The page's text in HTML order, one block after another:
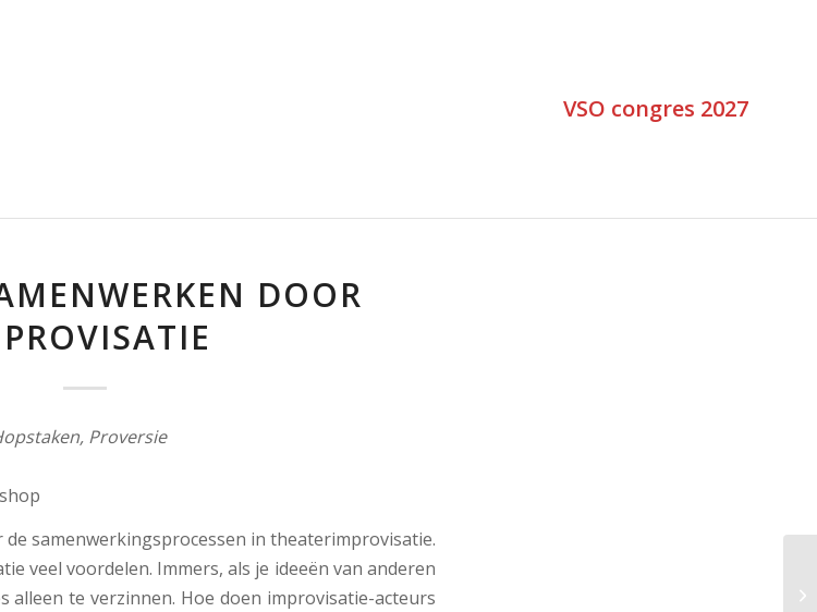
VSO congres 2027
DOOR
Proversie
samenwerkingsprocessen in theaterimprovisatie.
veel voordelen. Immers, als je ideeën van anderen
alleen te verzinnen. Hoe doen improvisatie-acteurs